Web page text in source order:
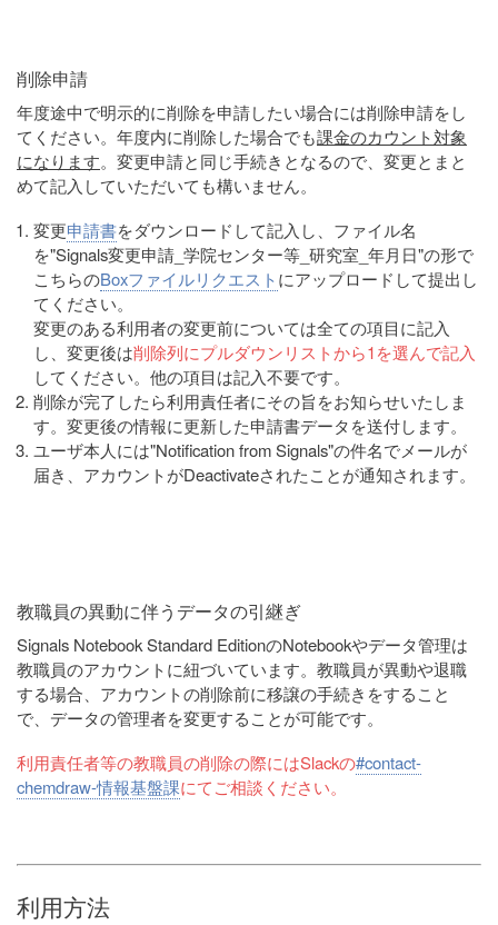
削除申請
年度途中で明示的に削除を申請したい場合には削除申請をし
てください。年度内に削除した場合でも課金のカウント対象
になります。変更申請と同じ手続きとなるので、変更とまと
めて記入していただいても構いません。
変更申請書をダウンロードして記入し、ファイル名
を"Signals変更申請_学院センター等_研究室_年月日"の形で
こちらのBoxファイルリクエストにアップロードして提出し
てください。
変更のある利用者の変更前については全ての項目に記入
し、変更後は削除列にプルダウンリストから1を選んで記入
してください。他の項目は記入不要です。
削除が完了したら利用責任者にその旨をお知らせいたしま
す。変更後の情報に更新した申請書データを送付します。
ユーザ本人には"Notification from Signals"の件名でメールが
届き、アカウントがDeactivateされたことが通知されます。
教職員の異動に伴うデータの引継ぎ
Signals Notebook Standard EditionのNotebookやデータ管理は
教職員のアカウントに紐づいています。教職員が異動や退職
する場合、アカウントの削除前に移譲の手続きをすること
で、データの管理者を変更することが可能です。
利用責任者等の教職員の削除の際にはSlackの#contact-
chemdraw-情報基盤課にてご相談ください。
利用方法